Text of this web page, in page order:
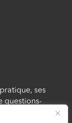
ses
questions-
et accessibles